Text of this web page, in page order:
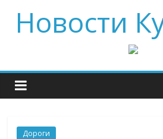
Новости
Дороги